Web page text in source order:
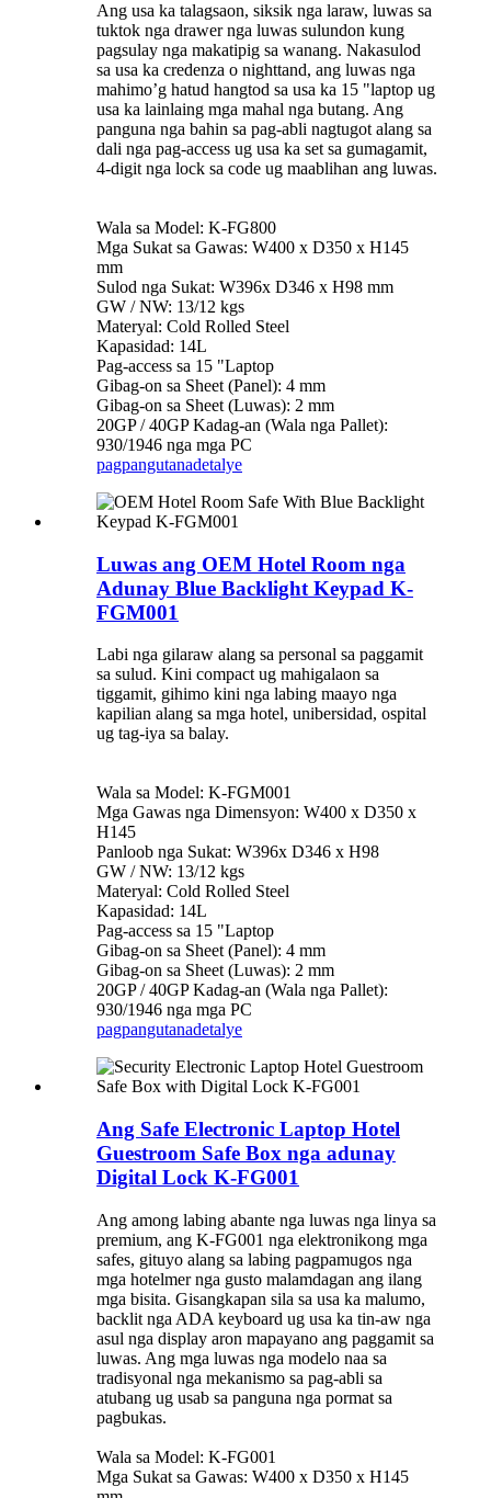
Ang usa ka talagsaon, siksik nga laraw, luwas sa
tuktok nga drawer nga luwas sulundon kung
pagsulay nga makatipig sa wanang. Nakasulod
sa usa ka credenza o nighttand, ang luwas nga
mahimo’g hatud hangtod sa usa ka 15 "laptop ug
usa ka lainlaing mga mahal nga butang. Ang
panguna nga bahin sa pag-abli nagtugot alang sa
dali nga pag-access ug usa ka set sa gumagamit,
4-digit nga lock sa code ug maablihan ang luwas.
Wala sa Model: K-FG800
Mga Sukat sa Gawas: W400 x D350 x H145
mm
Sulod nga Sukat: W396x D346 x H98 mm
GW / NW: 13/12 kgs
Materyal: Cold Rolled Steel
Kapasidad: 14L
Pag-access sa 15 "Laptop
Gibag-on sa Sheet (Panel): 4 mm
Gibag-on sa Sheet (Luwas): 2 mm
20GP / 40GP Kadag-an (Wala nga Pallet):
930/1946 nga mga PC
pagpangutanadetalye
Luwas ang OEM Hotel Room nga
Adunay Blue Backlight Keypad K-
FGM001
Labi nga gilaraw alang sa personal sa paggamit
sa sulud. Kini compact ug mahigalaon sa
tiggamit, gihimo kini nga labing maayo nga
kapilian alang sa mga hotel, unibersidad, ospital
ug tag-iya sa balay.
Wala sa Model: K-FGM001
Mga Gawas nga Dimensyon: W400 x D350 x
H145
Panloob nga Sukat: W396x D346 x H98
GW / NW: 13/12 kgs
Materyal: Cold Rolled Steel
Kapasidad: 14L
Pag-access sa 15 "Laptop
Gibag-on sa Sheet (Panel): 4 mm
Gibag-on sa Sheet (Luwas): 2 mm
20GP / 40GP Kadag-an (Wala nga Pallet):
930/1946 nga mga PC
pagpangutanadetalye
Ang Safe Electronic Laptop Hotel
Guestroom Safe Box nga adunay
Digital Lock K-FG001
Ang among labing abante nga luwas nga linya sa
premium, ang K-FG001 nga elektronikong mga
safes, gituyo alang sa labing pagpamugos nga
mga hotelmer nga gusto malamdagan ang ilang
mga bisita. Gisangkapan sila sa usa ka malumo,
backlit nga ADA keyboard ug usa ka tin-aw nga
asul nga display aron mapayano ang paggamit sa
luwas. Ang mga luwas nga modelo naa sa
tradisyonal nga mekanismo sa pag-abli sa
atubang ug usab sa panguna nga pormat sa
pagbukas.
Wala sa Model: K-FG001
Mga Sukat sa Gawas: W400 x D350 x H145